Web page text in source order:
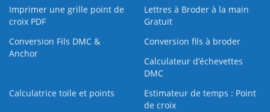
Imprimer une grille point de
croix PDF
Lettres à Broder à la main
Gratuit
Conversion Fils DMC &
Anchor
Conversion fils à broder
Calculateur d’échevettes
DMC
Calculatrice toile et points
Estimateur de temps : Point
de croix